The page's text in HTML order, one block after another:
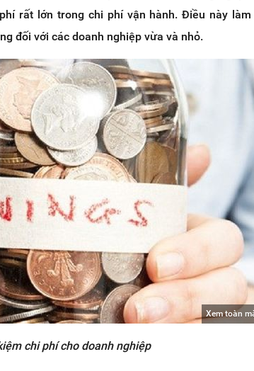
rất lớn trong chi phí vận hành. Điều này
đối với các doanh nghiệp vừa và nhỏ.
Xem toàn
chi phí cho doanh nghiệp